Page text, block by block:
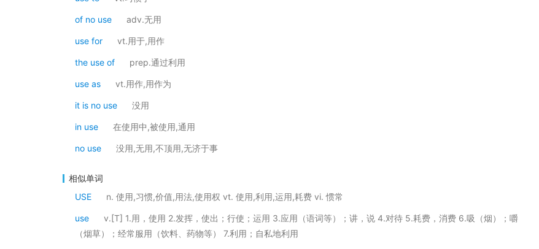
of no use adv.无用
use for vt.用于,用作
the use of prep.通过利用
use as vt.用作,用作为
it is no use 没用
in use 在使用中,被使用,通用
no use 没用,无用,不顶用,无济于事
相似单词
USE
n. 使用,习惯,价值,用法,使用权 vt. 使用,利用,运用,耗费 vi. 惯常
use
v.[T] 1.用，使用 2.发挥，使出；行使；运用 3.应用（语词等）；讲，说 4.对待 5.耗费，消费 6.吸（烟）；嚼
（烟草）；经常服用（饮料、药物等） 7.利用；自私地利用